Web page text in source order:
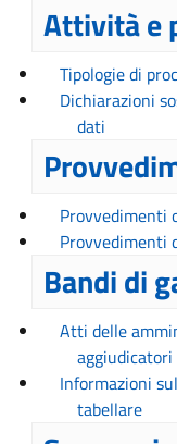
Attività e
Tipologie di
Dichiarazioni
dati
Provvedimenti
Provvedimenti
Bandi di
Atti delle
Informazioni
tabellare